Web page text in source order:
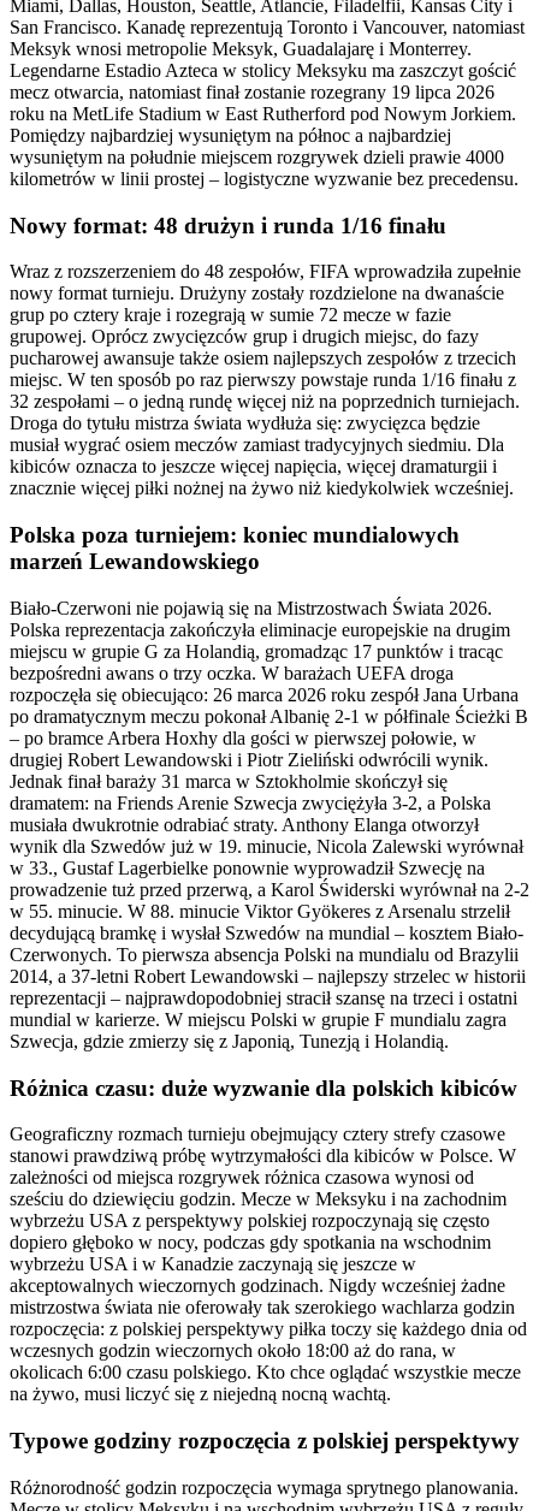
Miami, Dallas, Houston, Seattle, Atlancie, Filadelfii, Kansas City i
San Francisco. Kanadę reprezentują Toronto i Vancouver, natomiast
Meksyk wnosi metropolie Meksyk, Guadalajarę i Monterrey.
Legendarne Estadio Azteca w stolicy Meksyku ma zaszczyt gościć
mecz otwarcia, natomiast finał zostanie rozegrany 19 lipca 2026
roku na MetLife Stadium w East Rutherford pod Nowym Jorkiem.
Pomiędzy najbardziej wysuniętym na północ a najbardziej
wysuniętym na południe miejscem rozgrywek dzieli prawie 4000
kilometrów w linii prostej – logistyczne wyzwanie bez precedensu.
Nowy format: 48 drużyn i runda 1/16 finału
Wraz z rozszerzeniem do 48 zespołów, FIFA wprowadziła zupełnie
nowy format turnieju. Drużyny zostały rozdzielone na dwanaście
grup po cztery kraje i rozegrają w sumie 72 mecze w fazie
grupowej. Oprócz zwycięzców grup i drugich miejsc, do fazy
pucharowej awansuje także osiem najlepszych zespołów z trzecich
miejsc. W ten sposób po raz pierwszy powstaje runda 1/16 finału z
32 zespołami – o jedną rundę więcej niż na poprzednich turniejach.
Droga do tytułu mistrza świata wydłuża się: zwycięzca będzie
musiał wygrać osiem meczów zamiast tradycyjnych siedmiu. Dla
kibiców oznacza to jeszcze więcej napięcia, więcej dramaturgii i
znacznie więcej piłki nożnej na żywo niż kiedykolwiek wcześniej.
Polska poza turniejem: koniec mundialowych
marzeń Lewandowskiego
Biało-Czerwoni nie pojawią się na Mistrzostwach Świata 2026.
Polska reprezentacja zakończyła eliminacje europejskie na drugim
miejscu w grupie G za Holandią, gromadząc 17 punktów i tracąc
bezpośredni awans o trzy oczka. W barażach UEFA droga
rozpoczęła się obiecująco: 26 marca 2026 roku zespół Jana Urbana
po dramatycznym meczu pokonał Albanię 2-1 w półfinale Ścieżki B
– po bramce Arbera Hoxhy dla gości w pierwszej połowie, w
drugiej Robert Lewandowski i Piotr Zieliński odwrócili wynik.
Jednak finał baraży 31 marca w Sztokholmie skończył się
dramatem: na Friends Arenie Szwecja zwyciężyła 3-2, a Polska
musiała dwukrotnie odrabiać straty. Anthony Elanga otworzył
wynik dla Szwedów już w 19. minucie, Nicola Zalewski wyrównał
w 33., Gustaf Lagerbielke ponownie wyprowadził Szwecję na
prowadzenie tuż przed przerwą, a Karol Świderski wyrównał na 2-2
w 55. minucie. W 88. minucie Viktor Gyökeres z Arsenalu strzelił
decydującą bramkę i wysłał Szwedów na mundial – kosztem Biało-
Czerwonych. To pierwsza absencja Polski na mundialu od Brazylii
2014, a 37-letni Robert Lewandowski – najlepszy strzelec w historii
reprezentacji – najprawdopodobniej stracił szansę na trzeci i ostatni
mundial w karierze. W miejscu Polski w grupie F mundialu zagra
Szwecja, gdzie zmierzy się z Japonią, Tunezją i Holandią.
Różnica czasu: duże wyzwanie dla polskich kibiców
Geograficzny rozmach turnieju obejmujący cztery strefy czasowe
stanowi prawdziwą próbę wytrzymałości dla kibiców w Polsce. W
zależności od miejsca rozgrywek różnica czasowa wynosi od
sześciu do dziewięciu godzin. Mecze w Meksyku i na zachodnim
wybrzeżu USA z perspektywy polskiej rozpoczynają się często
dopiero głęboko w nocy, podczas gdy spotkania na wschodnim
wybrzeżu USA i w Kanadzie zaczynają się jeszcze w
akceptowalnych wieczornych godzinach. Nigdy wcześniej żadne
mistrzostwa świata nie oferowały tak szerokiego wachlarza godzin
rozpoczęcia: z polskiej perspektywy piłka toczy się każdego dnia od
wczesnych godzin wieczornych około 18:00 aż do rana, w
okolicach 6:00 czasu polskiego. Kto chce oglądać wszystkie mecze
na żywo, musi liczyć się z niejedną nocną wachtą.
Typowe godziny rozpoczęcia z polskiej perspektywy
Różnorodność godzin rozpoczęcia wymaga sprytnego planowania.